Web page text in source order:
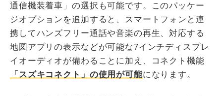
通信機装着車」の選択も可能です。このパッケー
ジオプションを追加すると、スマートフォンと連
携してハンズフリー通話や音楽の再生、対応する
地図アプリの表示などが可能な7インチディスプレ
イオーディオが備わることに加え、コネクト機能
「スズキコネクト」の使用が可能になります。